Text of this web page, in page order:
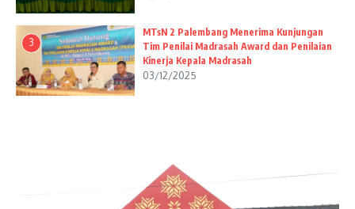
3
MTsN 2 Palembang Menerima Kunjungan
Tim Penilai Madrasah Award dan Penilaian
Kinerja Kepala Madrasah
03/12/2025